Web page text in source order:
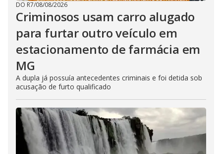
DO R7/08/08/2026
Criminosos usam carro alugado
para furtar outro veículo em
estacionamento de farmácia em
MG
A dupla já possuía antecedentes criminais e foi detida sob
acusação de furto qualificado